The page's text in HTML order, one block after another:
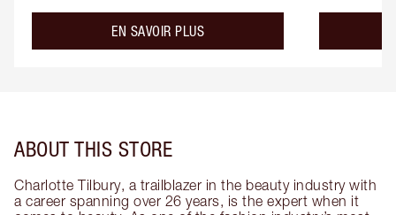
EN SAVOIR PLUSabout the
ABOUT THIS STORE
Charlotte Tilbury, a trailblazer in the beauty industry with
a career spanning over 26 years, is the expert when it